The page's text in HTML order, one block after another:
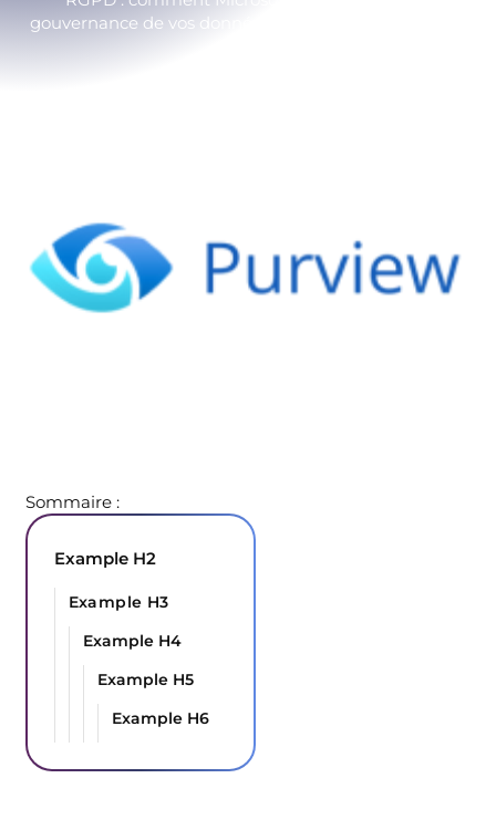
gouvernance de vos données multicloud, on-premise
Sommaire :
Example H2
Example H3
Example H4
Example H5
Example H6